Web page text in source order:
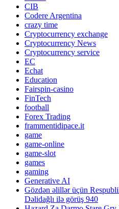
CIB
Codere Argentina
crazy time
Cryptocurrency exchange
Cryptocurrency News
Cryptocurrency service
EC
Echat
Education
Fairspin-casino
FinTech
football
Forex Trading
frammentidipace.it
game
game-online
game-slot
games
gaming
Generative AI
Gözdən əlillər üçün
Dəlidağlı ilə görüş 940